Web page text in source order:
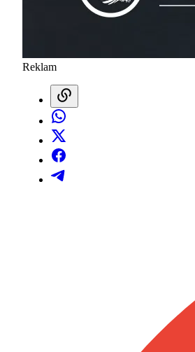
Reklam